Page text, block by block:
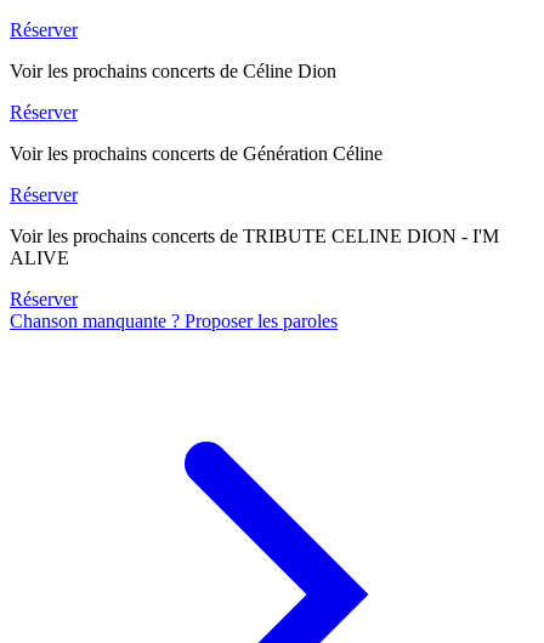
Réserver
Voir les prochains concerts de Céline Dion
Réserver
Voir les prochains concerts de Génération Céline
Réserver
Voir les prochains concerts de TRIBUTE CELINE DION - I'M
ALIVE
Réserver
Chanson manquante ? Proposer les paroles